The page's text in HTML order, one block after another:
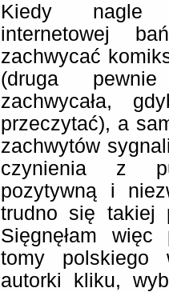
Kiedy nagle
internetowej
zachwycać
(druga
zachwycała,
przeczytać), a
zachwytów
czynienia z
pozytywną i
trudno się takiej
Sięgnęłam
tomy polskiego
autorki kliku,